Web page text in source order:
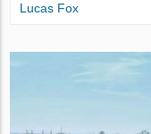
Lucas Fox